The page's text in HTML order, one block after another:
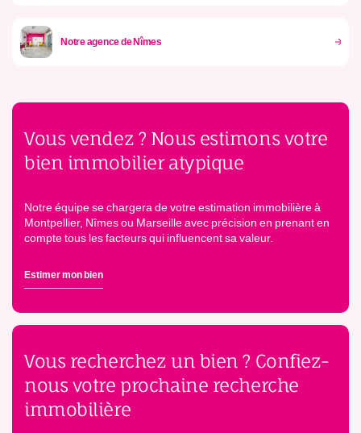
Notre agence de Nîmes
Vous vendez ? Nous estimons votre
bien immobilier atypique
Notre équipe se chargera de votre estimation immobilière à
Montpellier, Nîmes ou Marseille avec précision en prenant en
compte tous les facteurs qui influencent sa valeur.
Estimer mon bien
Vous recherchez un bien ? Confiez-
nous votre prochaine recherche
immobilière